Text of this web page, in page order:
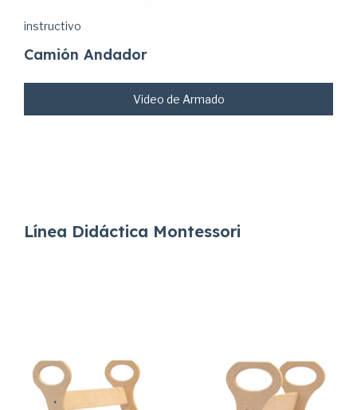
instructivo
Camión Andador
Video de Armado
Línea Didáctica Montessori